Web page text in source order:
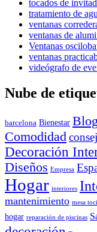
tocados de
tratamiento de
ventanas
ventanas de
Ventanas
ventanas
videógrafo de
Nube de
barcelona Bienestar Blog
Comodidad
Decoración
Diseños Empresa
Hogar interiores
mantenimiento mesa
hogar reparación de piscinas